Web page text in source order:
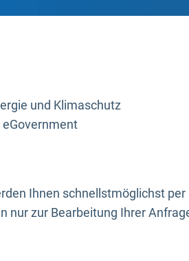
und Klimaschutz
Ihnen schnellstmöglichst
zur Bearbeitung Ihrer